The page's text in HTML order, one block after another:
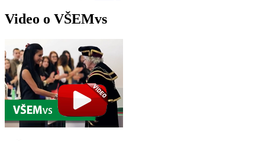
Video o VŠEMvs